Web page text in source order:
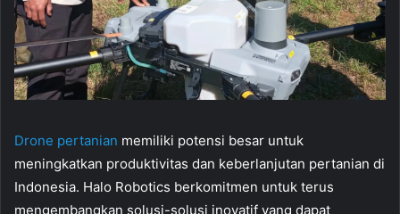
Drone pertanian memiliki potensi besar untuk
meningkatkan produktivitas dan keberlanjutan pertanian di
Indonesia. Halo Robotics berkomitmen untuk terus
mengembangkan solusi-solusi inovatif yang dapat